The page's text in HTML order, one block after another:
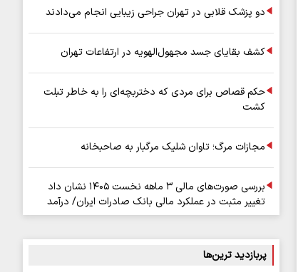
دو پزشک قلابی در تهران جراحی زیبایی انجام می‌دادند
کشف بقایای جسد مجهول‌الهویه در ارتفاعات تهران
حکم قصاص برای مردی که دختربچه‌ای را به خاطر تبلت
کشت
مجازات مرگ؛ تاوان شلیک مرگبار به صاحبخانه
بررسی صورت‌های مالی ۳ ماهه نخست ۱۴۰۵ نشان داد
تغییر مثبت در عملکرد مالی بانک صادرات ایران/ درآمد
عملیاتی ۸۰ درصد رشد کرد
پربازدید ترین‌ها